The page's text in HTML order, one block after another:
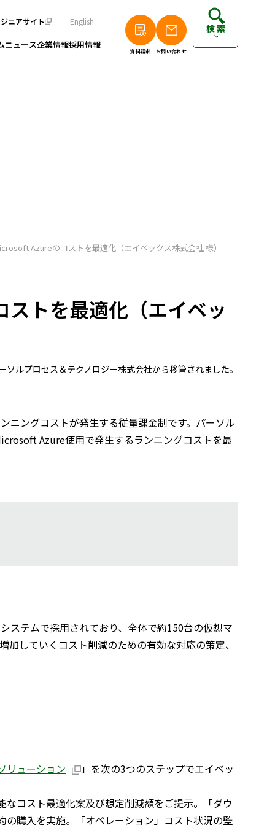
ニアサイト English
ニュース企業情報採用情報
資料請求 お問い合わせ
検索
Azureのコストを最適化（エイベックス株式会社 様）
トを最適化（エイベッ
ルプロセス＆テクノロジー株式会社から移管されました。
ングコストが発生する従量課金制です。パーソル
Azure使用で発生するランニングコストを最
ステムで採用されており、全体で約150台の仮想マ
していくコスト削減のための有効な対応の策定、
リューション 」を次の3つのステップでエイベッ
コスト最適化案及び想定削減額をご提示。「ダウ
購入を実施。「オペレーション」コスト状況の監